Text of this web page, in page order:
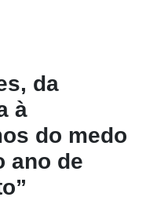
da
à
do medo
ano de